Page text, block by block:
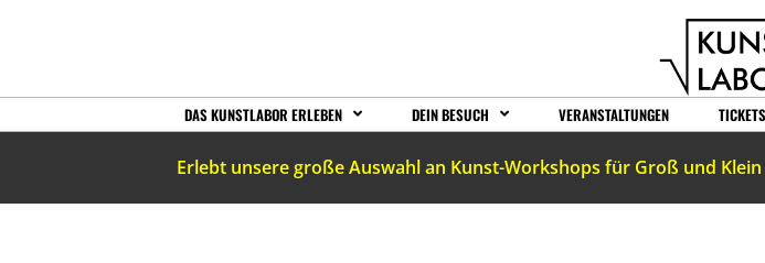
DAS KUNSTLABOR ERLEBEN DEIN BESUCH VERANSTALTUNGEN
Erlebt unsere große Auswahl an Kunst-Workshops für Groß und Klein